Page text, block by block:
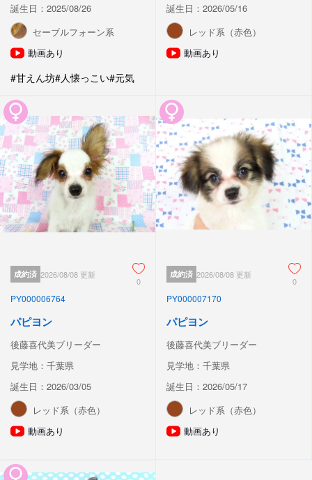
誕生日：2025/08/26
セーブルフォーン系
動画あり
#甘えん坊#人懐っこい#元気
誕生日：2026/05/16
レッド系（赤色）
動画あり
成約済 2026/08/08 更新
0
PY000006764
パピヨン
後藤喜代美ブリーダー
見学地：千葉県
誕生日：2026/03/05
レッド系（赤色）
動画あり
成約済 2026/08/08 更新
0
PY000007170
パピヨン
後藤喜代美ブリーダー
見学地：千葉県
誕生日：2026/05/17
レッド系（赤色）
動画あり